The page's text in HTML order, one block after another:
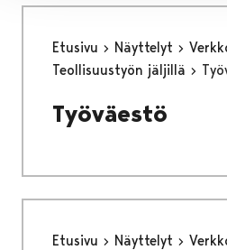
Etusivu Näyttelyt
Teollisuustyön jäljillä
Työväestö
Etusivu Näyttelyt